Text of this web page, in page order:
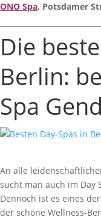
ONO Spa. Potsdamer
Die
Berlin:
Spa
An alle
sucht man auch im Day
Dennoch ist es eines
der schöne Wellness-